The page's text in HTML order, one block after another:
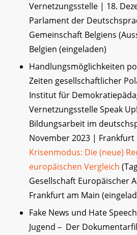
Vernetzungsstelle | 18.
Parlament der
Gemeinschaft Belgiens
Belgien (eingeladen)
Handlungsmöglichkeiten
Zeiten gesellschaftlicher
Institut für
Vernetzungsstelle Speak
Bildungsarbeit im
November 2023 | Frankfurt
Krisenmodus: Die (neue)
europäischen Vergleich
Gesellschaft Europäischer
Frankfurt am Main
Fake News und Hate
Jugend – Der